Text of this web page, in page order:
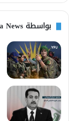
بواسطة Zewa News